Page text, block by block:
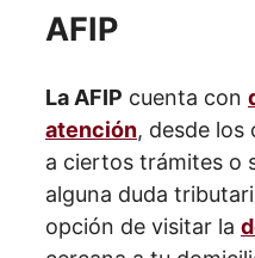
La AFIP cuenta con
atención, desde los
a ciertos trámites o
alguna duda
opción de visitar la